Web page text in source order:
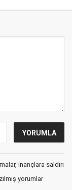
inançlara saldırı
yorumlar